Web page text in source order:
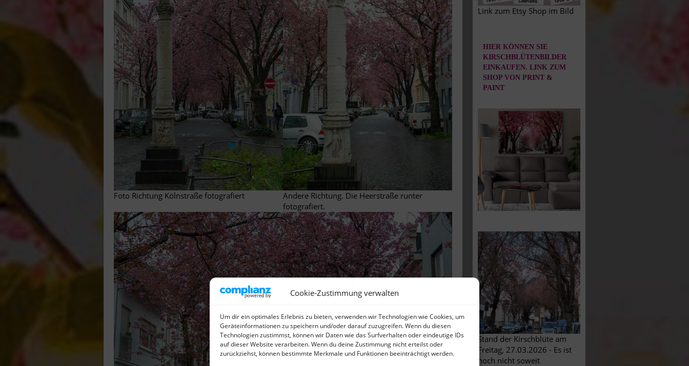
Cookie-Zustimmung verwalten
Um dir ein optimales Erlebnis zu bieten, verwenden wir Technologien wie Cookies, um
Geräteinformationen zu speichern und/oder darauf zuzugreifen. Wenn du diesen
Technologien zustimmst, können wir Daten wie das Surfverhalten oder eindeutige IDs
auf dieser Website verarbeiten. Wenn du deine Zustimmung nicht erteilst oder
zurückziehst, können bestimmte Merkmale und Funktionen beeinträchtigt werden.
Foto Richtung Kölnstraße fotografiert
Andere Richtung. Die Heerstraße runter
fotografiert.
Link zum Etsy Shop im Bild
HIER KÖNNEN SIE
KIRSCHBLÜTENBILDER
EINKAUFEN. LINK ZUM
SHOP VON PRINT &
PAINT
Stand der Kirschblüte am
Freitag, 27.03.2026 - Es ist
noch nicht soweit